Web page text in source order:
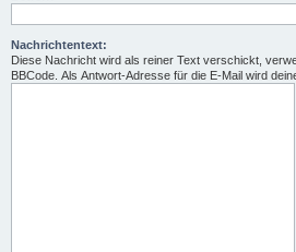
Nachrichtentext:
Diese Nachricht wird als reiner Text verschickt,
BBCode. Als Antwort-Adresse für die E-Mail wird